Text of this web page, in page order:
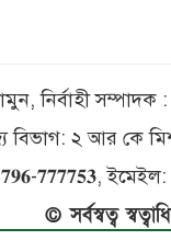
নির্বাহী
বিভাগ: ২ আর কে
𝟕𝟕𝟕𝟕𝟓𝟑,
© সর্বস্বত্ব